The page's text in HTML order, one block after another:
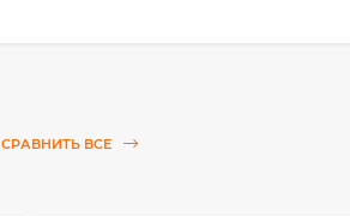
СРАВНИТЬ ВСЕ